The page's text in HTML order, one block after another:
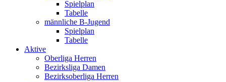
Spielplan
Tabelle
männliche B-Jugend
Spielplan
Tabelle
Aktive
Oberliga Herren
Bezirksliga Damen
Bezirksoberliga Herren